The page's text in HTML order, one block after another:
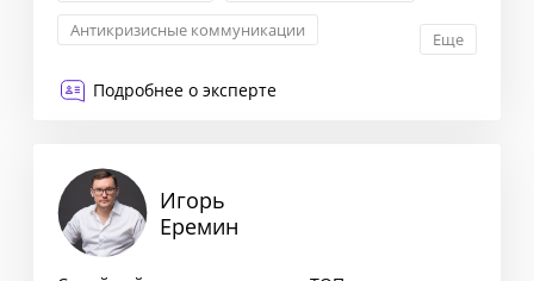
Антикризисные коммуникации
Еще
Подробнее о эксперте
Игорь
Еремин